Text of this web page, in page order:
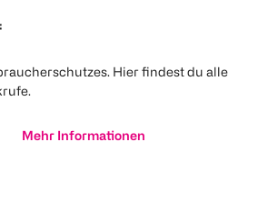
Hier findest du alle
Mehr Informationen